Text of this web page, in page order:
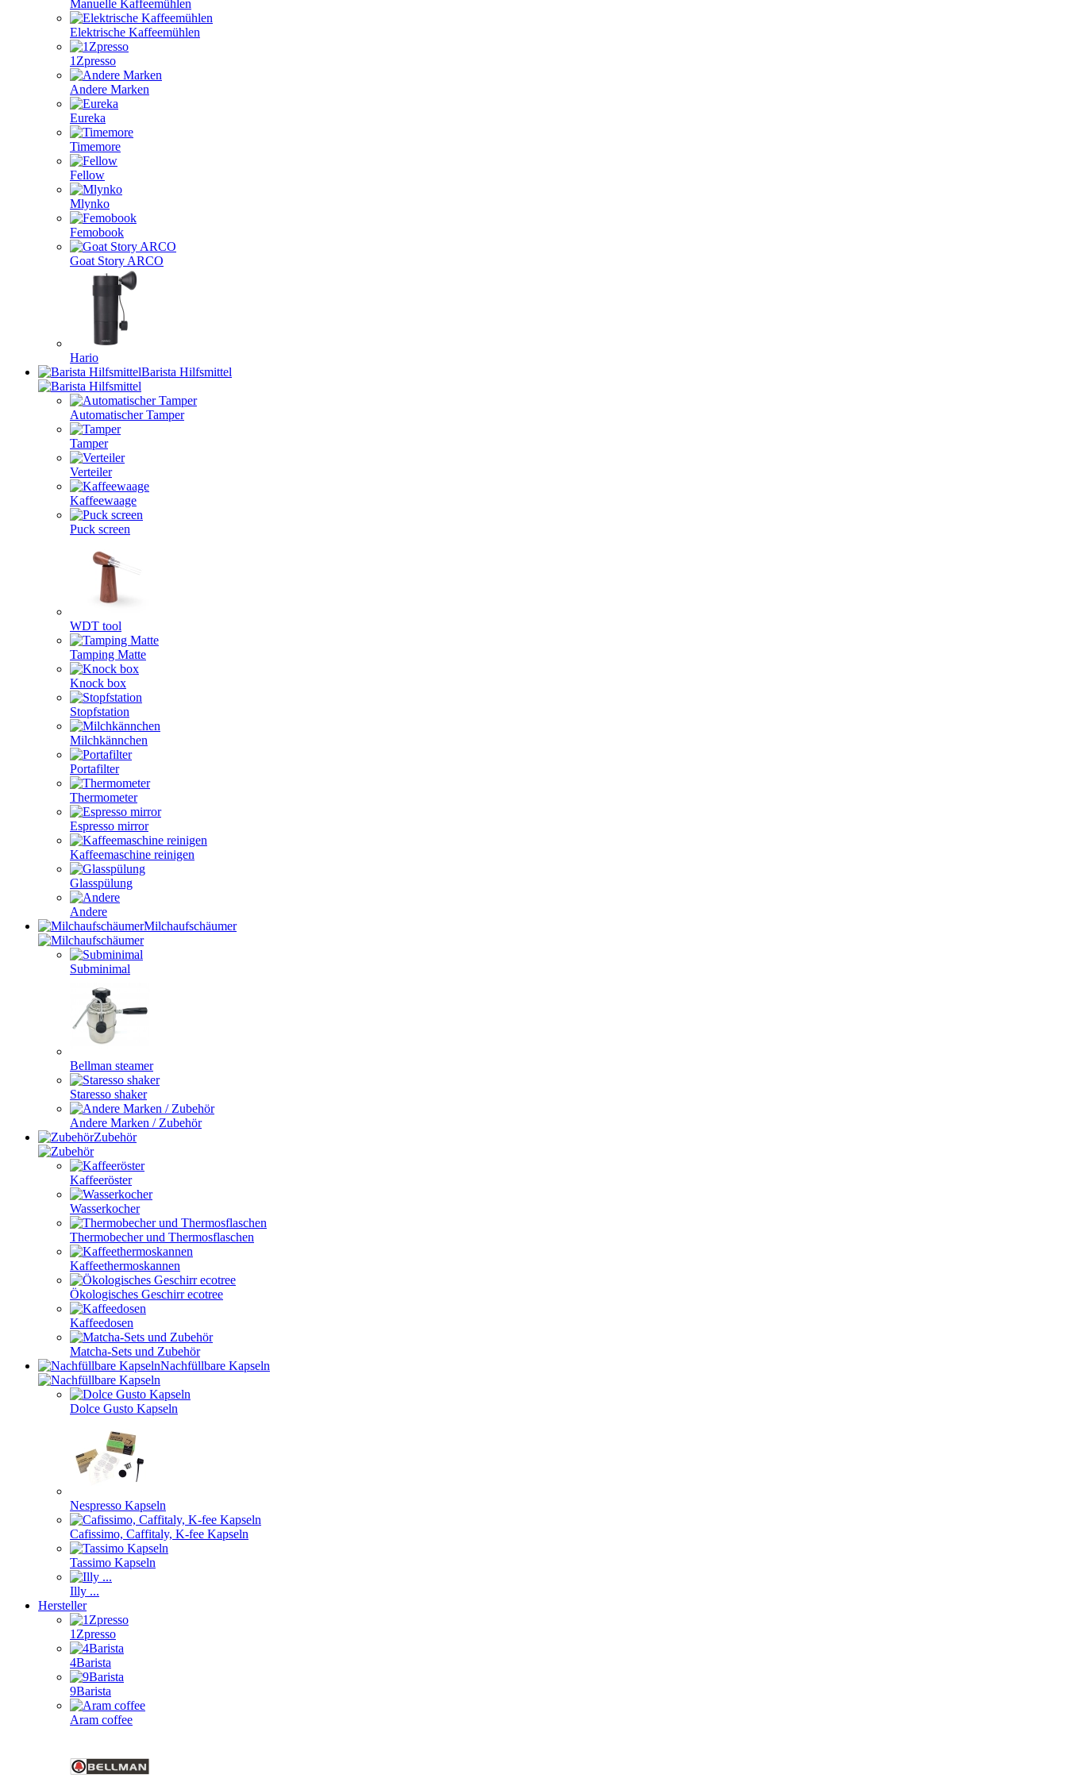
Manuelle Kaffeemühlen
Elektrische Kaffeemühlen
1Zpresso
Andere Marken
Eureka
Timemore
Fellow
Mlynko
Femobook
Goat Story ARCO
Hario
Barista Hilfsmittel
Automatischer Tamper
Tamper
Verteiler
Kaffeewaage
Puck screen
WDT tool
Tamping Matte
Knock box
Stopfstation
Milchkännchen
Portafilter
Thermometer
Espresso mirror
Kaffeemaschine reinigen
Glasspülung
Andere
Milchaufschäumer
Subminimal
Bellman steamer
Staresso shaker
Andere Marken / Zubehör
Zubehör
Kaffeeröster
Wasserkocher
Thermobecher und Thermosflaschen
Kaffeethermoskannen
Ökologisches Geschirr ecotree
Kaffeedosen
Matcha-Sets und Zubehör
Nachfüllbare Kapseln
Dolce Gusto Kapseln
Nespresso Kapseln
Cafissimo, Caffitaly, K-fee Kapseln
Tassimo Kapseln
Illy ...
Hersteller
1Zpresso
4Barista
9Barista
Aram coffee